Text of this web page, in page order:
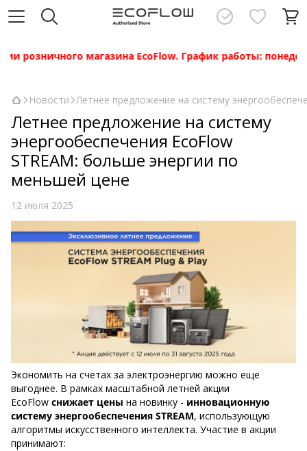
магазина EcoFlow. График работы:
Новости Летнее предложение на систему
Летнее предложение на систему
энергообеспечения EcoFlow
STREAM: больше энергии по
меньшей цене
12 июля 2025
Экономить на счетах за электроэнергию можно еще
выгоднее. В рамках масштабной летней акции
EcoFlow снижает цены на новинку - инновационную
систему энергообеспечения STREAM, использующую
алгоритмы искусственного интеллекта. Участие в акции
принимают: